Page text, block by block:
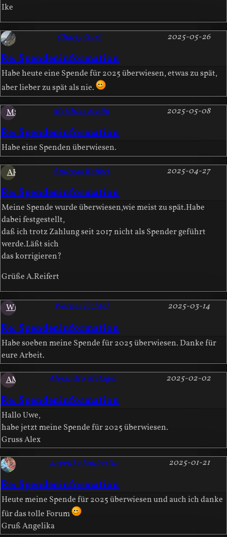
Ike
Re: Spendeninformation
2025-05-26
Charly Gurt
Habe heute eine Spende für 2025 überwiesen, etwas zu spät,
aber lieber zu spät als nie.
MS
Re: Spendeninformation
2025-05-08
Matthias Schön
Habe eine Spenden überwiesen.
AR
Re: Spendeninformation
2025-04-27
Andreas Reifert
Meine Spende wurde überwiesen,wie meist zu spät.Habe
dabei festgestellt,
daß ich trotz Zahlung seit 2017 nicht als Spender geführt
werde.Läßt sich
das korrigieren?
Grüße A.Reifert
WF
Re: Spendeninformation
2025-03-14
Werner Fichtel
Habe soeben meine Spende für 2025 überwiesen. Danke für
eure Arbeit.
AM
Re: Spendeninformation
2025-02-02
Alejandro Metzger
Hallo Uwe,
habe jetzt meine Spende für 2025 überwiesen.
Gruss Alex
Re: Spendeninformation
2025-01-21
angelika lambertin
Heute meine Spende für 2025 überwiesen und auch ich danke
für das tolle Forum
Gruß Angelika